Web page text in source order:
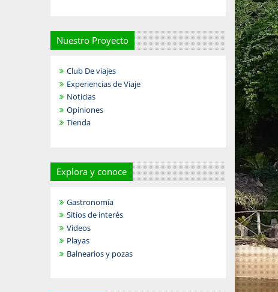
Nuestro Proyecto
Club De viajes
Experiencias de Viaje
Noticias
Opiniones
Tienda
Explora y conoce
Gastronomía
Sitios de interés
Videos
Playas
Balnearios y pozas